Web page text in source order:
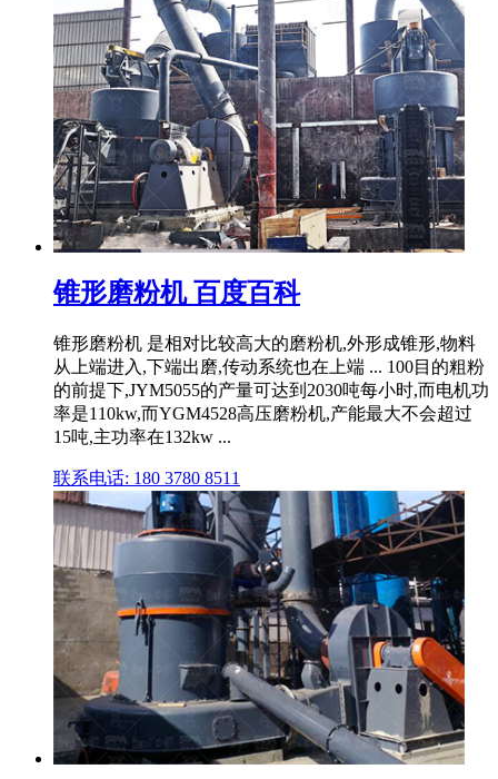
锥形磨粉机 百度百科
锥形磨粉机 是相对比较高大的磨粉机,外形成锥形,物料
从上端进入,下端出磨,传动系统也在上端 ... 100目的粗粉
的前提下,JYM5055的产量可达到2030吨每小时,而电机功
率是110kw,而YGM4528高压磨粉机,产能最大不会超过
15吨,主功率在132kw ...
联系电话: 180 3780 8511